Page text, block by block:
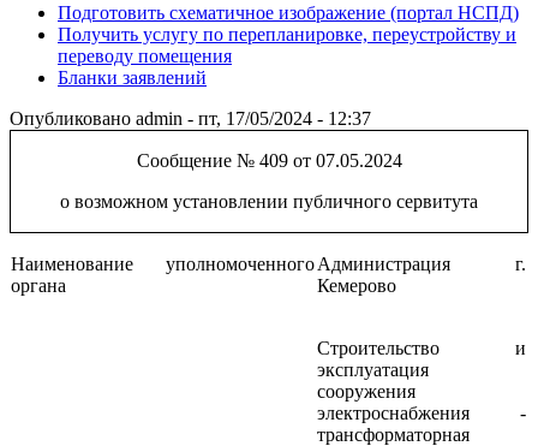
Подготовить схематичное изображение (портал НСПД)
Получить услугу по перепланировке, переустройству и
переводу помещения
Бланки заявлений
Опубликовано admin - пт, 17/05/2024 - 12:37
Сообщение № 409 от 07.05.2024
о возможном установлении публичного сервитута
Наименование уполномоченного
органа
Администрация г.
Кемерово
Строительство и
эксплуатация
сооружения
электроснабжения -
трансформаторная